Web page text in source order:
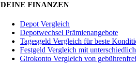
DEINE FINANZEN
Depot Vergleich
Depotwechsel Prämienangebote
Tagesgeld Vergleich für beste
Festgeld Vergleich mit
Girokonto Vergleich von